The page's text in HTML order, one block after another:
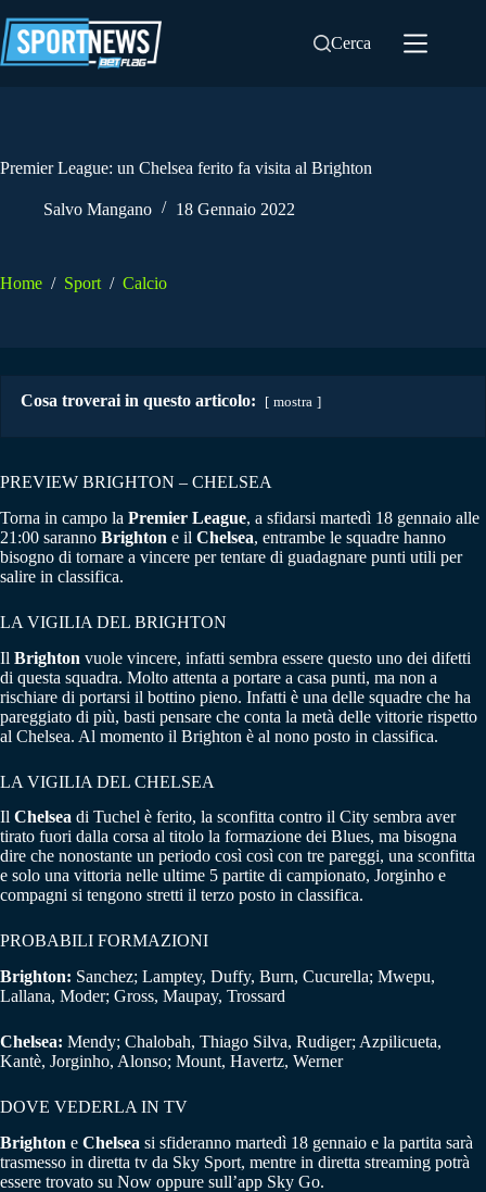
al
contenuto
Cerca
Premier League: un Chelsea ferito fa visita al Brighton
Salvo Mangano 18 Gennaio 2022
Home / Sport / Calcio
Cosa troverai in questo articolo: mostra
PREVIEW BRIGHTON – CHELSEA
Torna in campo la Premier League, a sfidarsi martedì 18 gennaio alle
21:00 saranno Brighton e il Chelsea, entrambe le squadre hanno
bisogno di tornare a vincere per tentare di guadagnare punti utili per
salire in classifica.
LA VIGILIA DEL BRIGHTON
Il Brighton vuole vincere, infatti sembra essere questo uno dei difetti
di questa squadra. Molto attenta a portare a casa punti, ma non a
rischiare di portarsi il bottino pieno. Infatti è una delle squadre che ha
pareggiato di più, basti pensare che conta la metà delle vittorie rispetto
al Chelsea. Al momento il Brighton è al nono posto in classifica.
LA VIGILIA DEL CHELSEA
Il Chelsea di Tuchel è ferito, la sconfitta contro il City sembra aver
tirato fuori dalla corsa al titolo la formazione dei Blues, ma bisogna
dire che nonostante un periodo così così con tre pareggi, una sconfitta
e solo una vittoria nelle ultime 5 partite di campionato, Jorginho e
compagni si tengono stretti il terzo posto in classifica.
PROBABILI FORMAZIONI
Brighton: Sanchez; Lamptey, Duffy, Burn, Cucurella; Mwepu,
Lallana, Moder; Gross, Maupay, Trossard
Chelsea: Mendy; Chalobah, Thiago Silva, Rudiger; Azpilicueta,
Kantè, Jorginho, Alonso; Mount, Havertz, Werner
DOVE VEDERLA IN TV
Brighton e Chelsea si sfideranno martedì 18 gennaio e la partita sarà
trasmesso in diretta tv da Sky Sport, mentre in diretta streaming potrà
essere trovato su Now oppure sull’app Sky Go.